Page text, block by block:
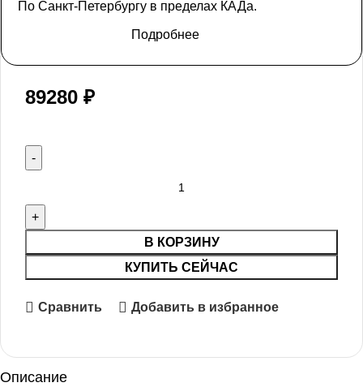
По Санкт-Петербургу в пределах КАДа.
Подробнее
89280 ₽
В КОРЗИНУ
КУПИТЬ СЕЙЧАС
Сравнить Добавить в избранное
Описание